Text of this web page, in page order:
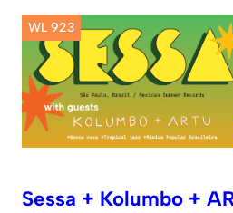
WL 923
Sessa + Kolumbo +